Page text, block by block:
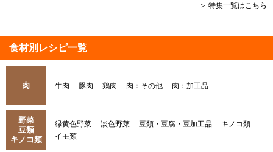
＞ 特集一覧はこちら
食材別レシピ一覧
肉 牛肉 豚肉 鶏肉 肉：その他 肉：加工品
野菜
豆類
キノコ類
緑黄色野菜 淡色野菜 豆類・豆腐・豆加工品
キノコ類
イモ類